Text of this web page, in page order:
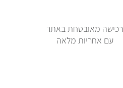
רכישה מאובטחת באתר
עם אחריות מלאה